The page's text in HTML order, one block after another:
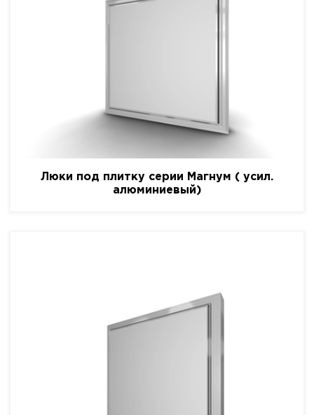
Люки под плитку серии Магнум ( усил.
алюминиевый)